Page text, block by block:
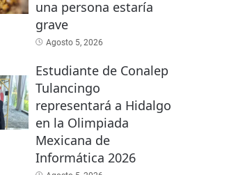
una persona estaría
grave
Agosto 5, 2026
Estudiante de Conalep
Tulancingo
representará a Hidalgo
en la Olimpiada
Mexicana de
Informática 2026